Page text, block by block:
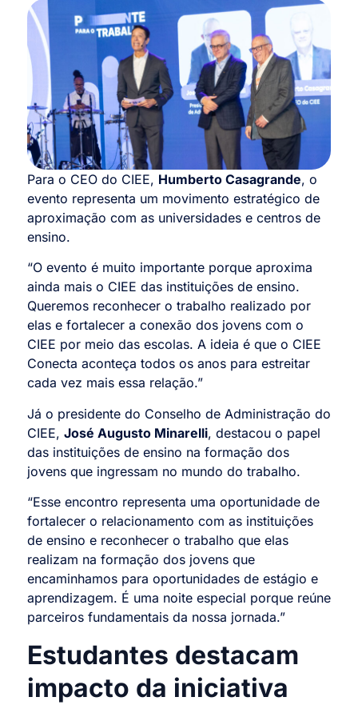
Para o CEO do CIEE, Humberto Casagrande, o
evento representa um movimento estratégico de
aproximação com as universidades e centros de
ensino.
“O evento é muito importante porque aproxima
ainda mais o CIEE das instituições de ensino.
Queremos reconhecer o trabalho realizado por
elas e fortalecer a conexão dos jovens com o
CIEE por meio das escolas. A ideia é que o CIEE
Conecta aconteça todos os anos para estreitar
cada vez mais essa relação.”
Já o presidente do Conselho de Administração do
CIEE, José Augusto Minarelli, destacou o papel
das instituições de ensino na formação dos
jovens que ingressam no mundo do trabalho.
“Esse encontro representa uma oportunidade de
fortalecer o relacionamento com as instituições
de ensino e reconhecer o trabalho que elas
realizam na formação dos jovens que
encaminhamos para oportunidades de estágio e
aprendizagem. É uma noite especial porque reúne
parceiros fundamentais da nossa jornada.”
Estudantes destacam
impacto da iniciativa